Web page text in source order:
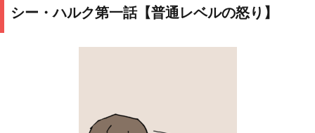
シー・ハルク第一話【普通レベルの怒り】